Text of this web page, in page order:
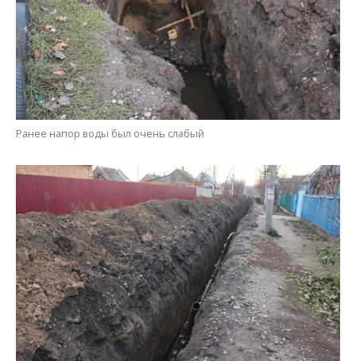
Прокладывают пластиковую трубу на участке в один километр
Мария Дымченко
МІТКИ: НОВОСТИ НИКОПОЛЯ,РЕМОНТ